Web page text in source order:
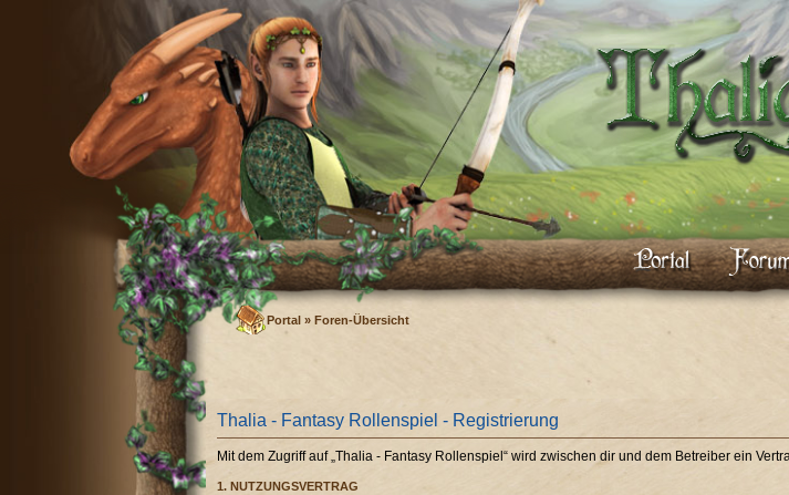
Portal » Foren-Übersicht
Thalia - Fantasy Rollenspiel - Registrierung
Mit dem Zugriff auf „Thalia - Fantasy Rollenspiel“ wird zwischen dir und dem Betreiber ein
1. NUTZUNGSVERTRAG